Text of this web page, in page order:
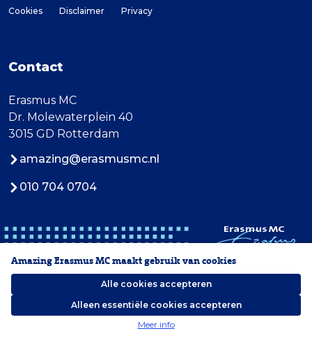
Cookies Disclaimer Privacy
Contact
Erasmus MC
Dr. Molewaterplein 40
3015 GD Rotterdam
amazing@erasmusmc.nl
010 704 0704
2026 Erasmus MC
Amazing Erasmus MC maakt gebruik van cookies
Alle cookies accepteren
Alleen essentiële cookies accepteren
Meer info